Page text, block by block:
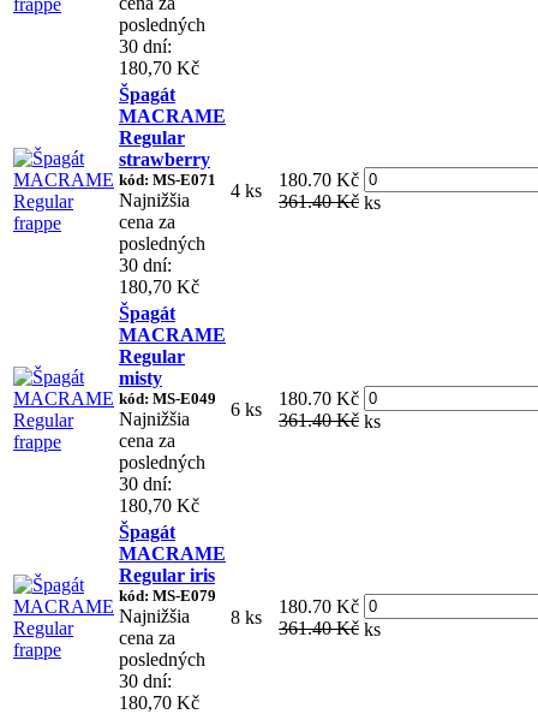
posledných
30 dní:
180,70 Kč
Špagát
MACRAME
Regular
strawberry
kód: MS-E071
Najnižšia
cena za
posledných
30 dní:
180,70 Kč
4 ks
180.70 Kč
361.40 Kč ks
Špagát
MACRAME
Regular
misty
kód: MS-E049
Najnižšia
cena za
posledných
30 dní:
180,70 Kč
6 ks
180.70 Kč
361.40 Kč ks
Špagát
MACRAME
Regular iris
kód: MS-E079
Najnižšia
cena za
posledných
30 dní:
180,70 Kč
8 ks
180.70 Kč
361.40 Kč ks